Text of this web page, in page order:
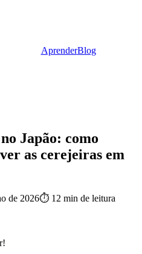
AprenderBlog
Japão: como
as cerejeiras em
de 2026⏱ 12 min de leitura